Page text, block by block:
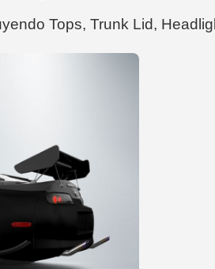
Tops, Trunk Lid,